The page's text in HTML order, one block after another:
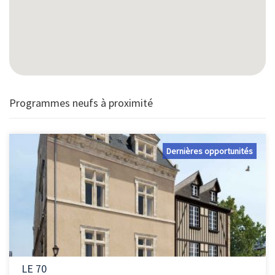
Programmes neufs à proximité
Dernières opportunités
LE 70